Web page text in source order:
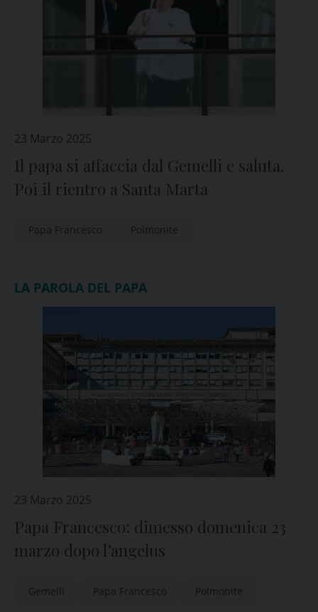
23 Marzo 2025
Il papa si affaccia dal Gemelli e saluta.
Poi il rientro a Santa Marta
Papa Francesco Polmonite
LA PAROLA DEL PAPA
23 Marzo 2025
Papa Francesco: dimesso domenica 23
marzo dopo l’angelus
Gemelli Papa Francesco Polmonite